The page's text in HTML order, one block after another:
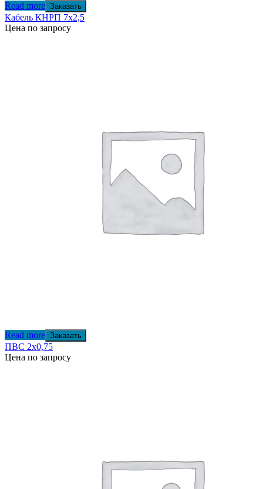
Read more Заказать
Кабель КНРП 7х2,5
Цена по запросу
Read more Заказать
ПВС 2х0,75
Цена по запросу